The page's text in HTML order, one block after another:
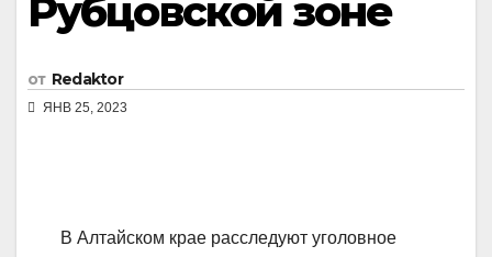
Рубцовской зоне
от Redaktor
ЯНВ 25, 2023
В Алтайском крае расследуют уголовное